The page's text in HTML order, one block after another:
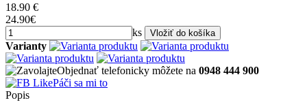
18.90 €
24.90€
ks
Varianty
Objednať telefonicky môžete na 0948 444 900
Páči sa mi to
Popis